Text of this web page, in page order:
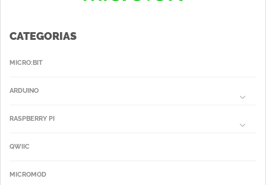
CATEGORIAS
MICRO:BIT
ARDUINO
RASPBERRY PI
QWIIC
MICROMOD